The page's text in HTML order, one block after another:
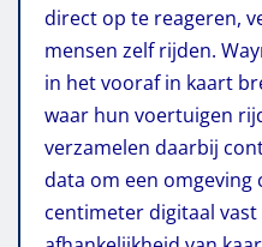
direct op te reageren,
mensen zelf rijden.
in het vooraf in kaart
waar hun voertuigen
verzamelen daarbij
data om een
centimeter digitaal vast